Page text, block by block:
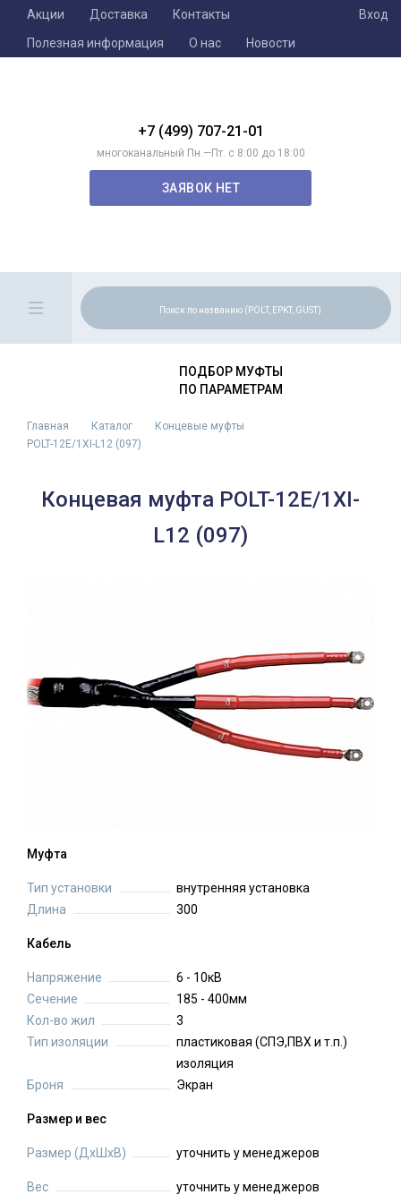
Акции Доставка
Контакты
Полезная информация
О нас Новости
Вход
+7 (499) 707-21-01
многоканальный Пн.—Пт. с 8:00 до 18:00
ЗАЯВОК НЕТ
ПОДБОР МУФТЫ
ПО ПАРАМЕТРАМ
Главная Каталог
Концевые муфты
POLT-12E/1XI-L12 (097)
Концевая муфта POLT-12E/1XI-
L12 (097)
Муфта
Тип установки
внутренняя установка
Длина
300
Кабель
Напряжение
6 - 10кВ
Сечение
185 - 400мм
Кол-во жил
3
Тип изоляции
пластиковая (СПЭ,ПВХ и т.п.)
изоляция
Броня
Экран
Размер и вес
Размер (ДхШхВ) уточнить у менеджеров
Вес уточнить у менеджеров